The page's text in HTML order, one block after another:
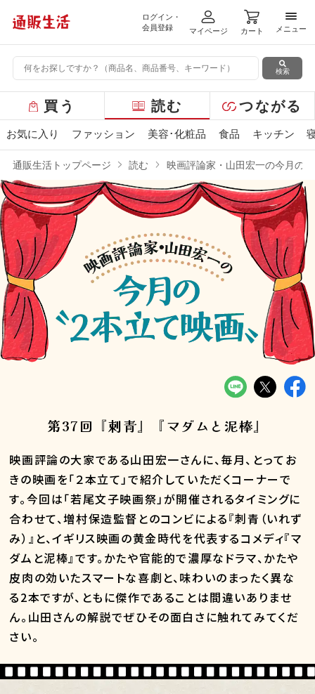
ログイン・
会員登録
マイページ カート
メニ
メニュー
検索
ー
バ
ニ
ュ
ー
買う 読む つながる
お気に入り ファッション 美容･化粧品 食品 キッチン
通販生活トップページ 読む 映画評論家・山田宏一の今月の
第37回『刺青』『マダムと泥棒』
映画評論の大家である山田宏一さんに、毎月、とってお
きの映画を「２本立て」で紹介していただくコーナーで
す。今回は「若尾文子映画祭」が開催されるタイミングに
合わせて、増村保造監督とのコンビによる『刺青（いれず
み）』と、イギリス映画の黄金時代を代表するコメディ『マ
ダムと泥棒』です。かたや官能的で濃厚なドラマ、かたや
皮肉の効いたスマートな喜劇と、味わいのまったく異な
る2本ですが、ともに傑作であることは間違いありませ
ん。山田さんの解説でぜひその面白さに触れてみてくだ
さい。